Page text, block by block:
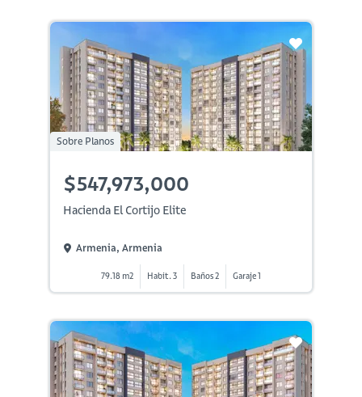
Sobre Planos
$547,973,000
Hacienda El Cortijo Elite
Armenia, Armenia
79.18 m2 Habit. 3 Baños 2 Garaje 1